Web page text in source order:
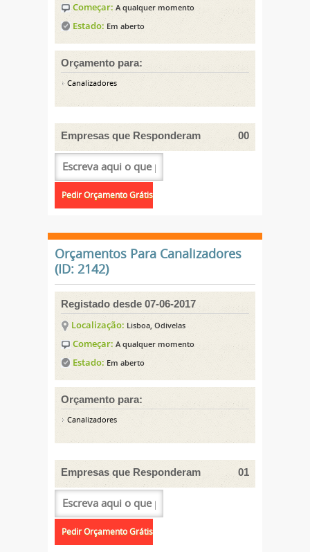
Começar: A qualquer momento
Estado: Em aberto
Orçamento para:
Canalizadores
Empresas que Responderam 00
Orçamentos Para Canalizadores
(ID: 2142)
Registado desde 07-06-2017
Localização: Lisboa, Odivelas
Começar: A qualquer momento
Estado: Em aberto
Orçamento para:
Canalizadores
Empresas que Responderam 01